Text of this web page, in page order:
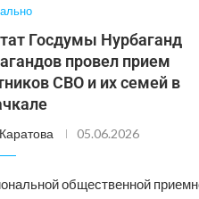
Госдумы Нурбаганд
провел прием
СВО и их семей в
Каратова 05.06.2026
общественной